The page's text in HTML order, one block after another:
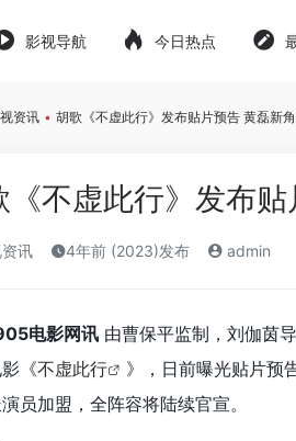
影视导航 今日热点
资讯 • 胡歌《不虚此行》发布贴片预告 黄磊新
《不虚此行》发布
讯 4年前 (2023)发布 admin
电影网讯 由曹保平监制，刘伽茵
《不虚此行 》，日前曝光贴片预
员加盟，全阵容将陆续官宣。